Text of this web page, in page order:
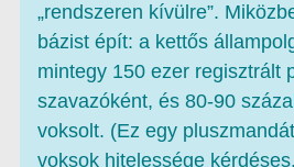
„rendszeren kívülre”.
bázist épít: a kettős
mintegy 150 ezer regisztrált
szavazóként, és 80-90
voksolt. (Ez egy
voksok hitelessége